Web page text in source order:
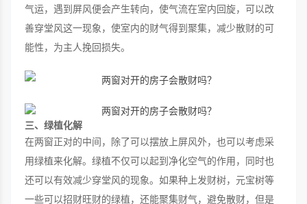
气运，遇到屏风便会产生转向，使气流在室内回旋，可以改
善穿堂风这一现象，使室内的财气得到聚集，减少散财的可
能性，为主人挽回损失。
三、绿植化解
在两窗正对的中间，除了可以摆放上屏风外，也可以考虑采
用绿植来化解。绿植不仅可以起到净化空气的作用，同时也
还可以有效减少穿堂风的现象。如果种上发财树，元宝树等
一些可以招财旺财的绿植，还能聚集财气，避免散财，但是